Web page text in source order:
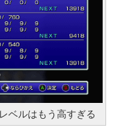
ベルはもう高すぎる